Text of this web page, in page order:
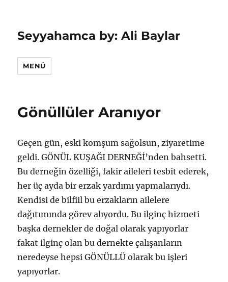
Seyyahamca by: Ali Baylar
MENÜ
Gönüllüler Aranıyor
Geçen gün, eski komşum sağolsun, ziyaretime
geldi. GÖNÜL KUŞAĞI DERNEĞİ’nden bahsetti.
Bu derneğin özelliği, fakir aileleri tesbit ederek,
her üç ayda bir erzak yardımı yapmalarıydı.
Kendisi de bilfiil bu erzakların ailelere
dağıtımında görev alıyordu. Bu ilginç hizmeti
başka dernekler de doğal olarak yapıyorlar
fakat ilginç olan bu dernekte çalışanların
neredeyse hepsi GÖNÜLLÜ olarak bu işleri
yapıyorlar.